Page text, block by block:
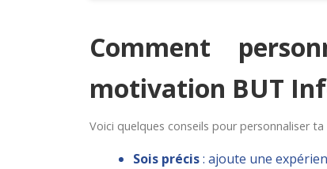
Comment
motivation BUT
Voici quelques conseils pour personnaliser
Sois précis: ajoute une